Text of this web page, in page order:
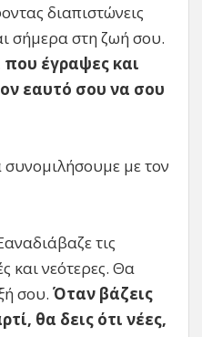
διαπιστώνεις
σήμερα στη ζωή σου.
έγραψες και
εαυτό σου να σου
με τον
τις
και νεότερες. Θα
σου. Όταν βάζεις
θα δεις ότι νέες,